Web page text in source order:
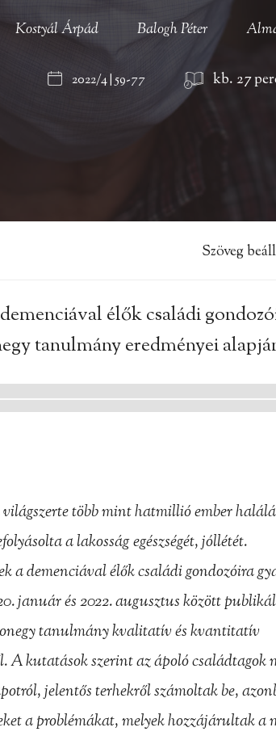
Kostyál Árpád Balogh Péter
2022/4 | 59-77 kb. 27
Szöveg
élők családi
tanulmány eredményei
világszerte több mint hatmillió ember
a lakosság egészségét, jóllétét.
a demenciával élők családi gondozóira
január és 2022. augusztus között
tanulmány kvalitatív és kvantitatív
A kutatások szerint az ápoló családtagok
jelentős terhekről számoltak be,
a problémákat, melyek hozzájárultak a